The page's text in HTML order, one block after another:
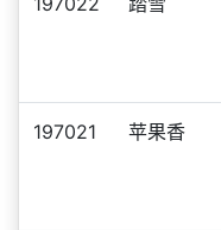
197021 苹果香